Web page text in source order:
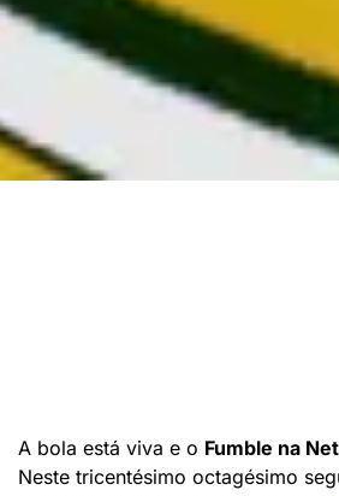
A bola está viva e o Fumble na Net
Neste tricentésimo octagésimo